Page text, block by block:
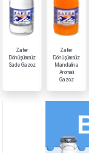
Zafer
Dönüşümsüz
Sade Gazoz
Zafer
Dönüşümsüz
Mandalina
Aromalı
Gazoz